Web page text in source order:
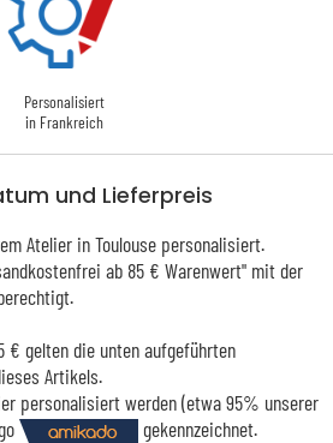
Personalisiert
in Frankreich
und Lieferpreis
Atelier in Toulouse personalisiert.
ab 85 € Warenwert" mit der
€ gelten die unten aufgeführten
Artikels.
personalisiert werden (etwa 95% unserer
gekennzeichnet.